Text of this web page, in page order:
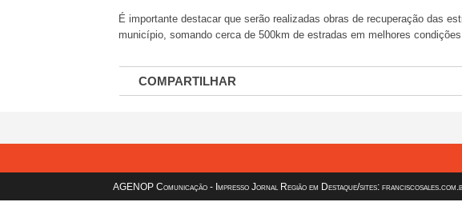
É importante destacar que serão realizadas obras de recuperação das
município, somando cerca de 500km de estradas em melhores
COMPARTILHAR
AGENOP Comunicação - Impresso Jornal Região em Destaque/sites: